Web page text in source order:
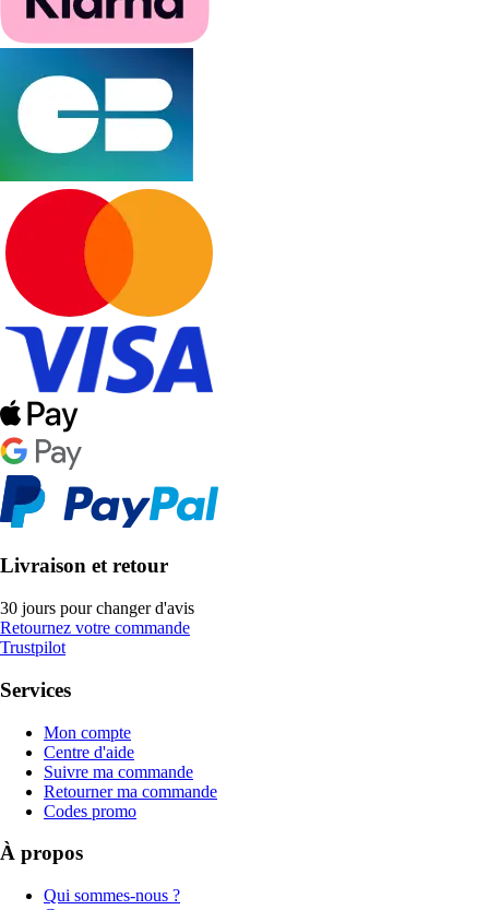
Livraison et retour
30 jours pour changer d'avis
Retournez votre commande
Trustpilot
Services
Mon compte
Centre d'aide
Suivre ma commande
Retourner ma commande
Codes promo
À propos
Qui sommes-nous ?